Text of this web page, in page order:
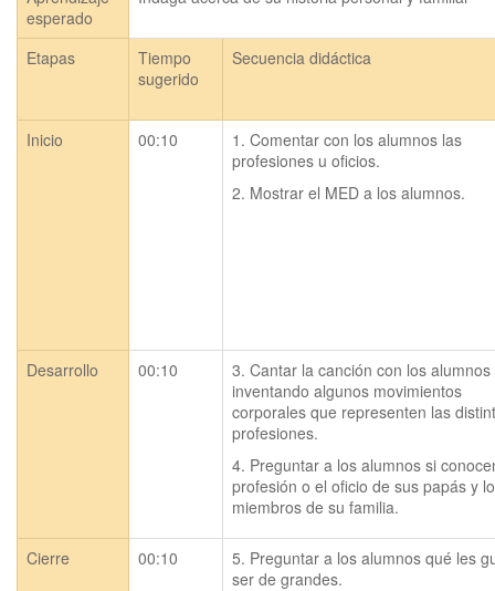
esperado
Etapas
Tiempo
sugerido
Secuencia didáctica
Inicio 00:10
1. Comentar con los alumnos las
profesiones u oficios.
2. Mostrar el MED a los alumnos.
Desarrollo 00:10
3. Cantar la canción con los alumnos
inventando algunos movimientos
corporales que representen las
profesiones.
4. Preguntar a los alumnos si
profesión o el oficio de sus papás y
miembros de su familia.
Cierre 00:10
5. Preguntar a los alumnos qué les
ser de grandes.